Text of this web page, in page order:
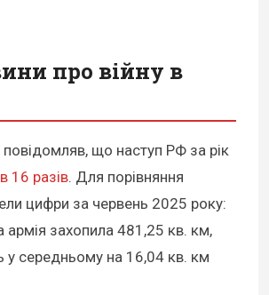
про війну в
що наступ РФ за рік
16 разів. Для порівняння
цифри за червень 2025 року:
армія захопила 481,25 кв. км,
у середньому на 16,04 кв. км